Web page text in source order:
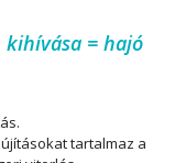
kihívása = hajó
tartalmaz a